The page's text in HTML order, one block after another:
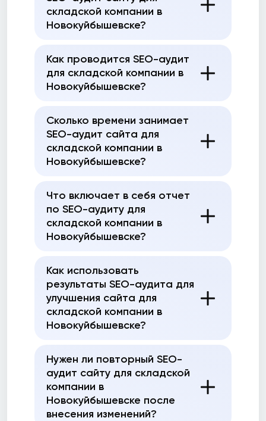
складской компании в
Новокуйбышевске?
Как проводится SEO-аудит
для складской компании в
Новокуйбышевске?
Сколько времени занимает
SEO-аудит сайта для
складской компании в
Новокуйбышевске?
Что включает в себя отчет
по SEO-аудиту для
складской компании в
Новокуйбышевске?
Как использовать
результаты SEO-аудита для
улучшения сайта для
складской компании в
Новокуйбышевске?
Нужен ли повторный SEO-
аудит сайту для складской
компании в
Новокуйбышевске после
внесения изменений?